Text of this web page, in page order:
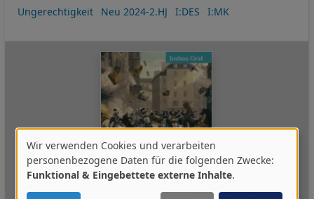
Ungerechtigkeit
Neu 2024-2.HJ I:DES I:MK
Verwendung
von
Wir verwenden Cookies und verarbeiten
personenbezogene Daten für die folgenden Zwecke:
Funktional & Eingebettete externe Inhalte.